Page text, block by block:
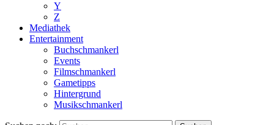
Y
Z
Mediathek
Entertainment
Buchschmankerl
Events
Filmschmankerl
Gametipps
Hintergrund
Musikschmankerl